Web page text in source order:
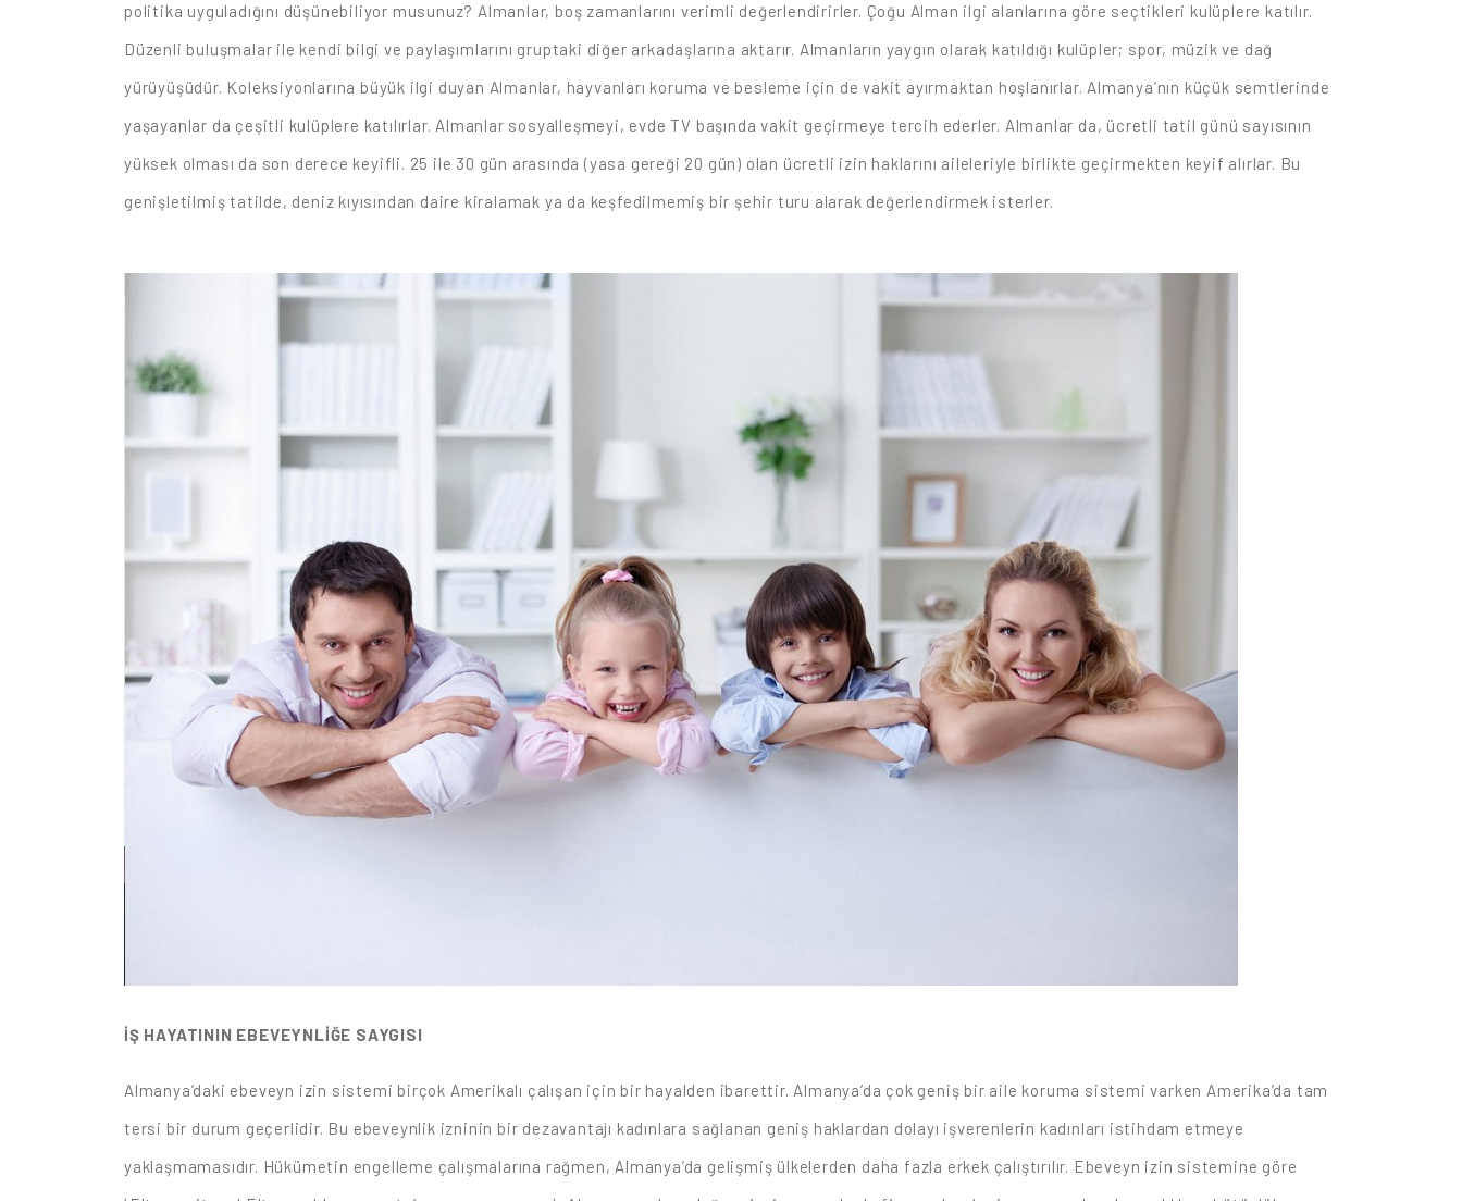
politika uyguladığını düşünebiliyor musunuz? Almanlar, boş zamanlarını verimli değerlendirirler. Çoğu Alman ilgi alanlarına göre seçtikleri kulüplere katılır.
Düzenli buluşmalar ile kendi bilgi ve paylaşımlarını gruptaki diğer arkadaşlarına aktarır. Almanların yaygın olarak katıldığı kulüpler; spor, müzik ve dağ
yürüyüşüdür. Koleksiyonlarına büyük ilgi duyan Almanlar, hayvanları koruma ve besleme için de vakit ayırmaktan hoşlanırlar. Almanya’nın küçük semtlerinde
yaşayanlar da çeşitli kulüplere katılırlar. Almanlar sosyalleşmeyi, evde TV başında vakit geçirmeye tercih ederler. Almanlar da, ücretli tatil günü sayısının
yüksek olması da son derece keyifli. 25 ile 30 gün arasında (yasa gereği 20 gün) olan ücretli izin haklarını aileleriyle birlikte geçirmekten keyif alırlar. Bu
genişletilmiş tatilde, deniz kıyısından daire kiralamak ya da keşfedilmemiş bir şehir turu alarak değerlendirmek isterler.
İŞ HAYATININ EBEVEYNLİĞE SAYGISI
Almanya’daki ebeveyn izin sistemi birçok Amerikalı çalışan için bir hayalden ibarettir. Almanya’da çok geniş bir aile koruma sistemi varken Amerika’da tam
tersi bir durum geçerlidir. Bu ebeveynlik izninin bir dezavantajı kadınlara sağlanan geniş haklardan dolayı işverenlerin kadınları istihdam etmeye
yaklaşmamasıdır. Hükümetin engelleme çalışmalarına rağmen, Almanya’da gelişmiş ülkelerden daha fazla erkek çalıştırılır. Ebeveyn izin sistemine göre